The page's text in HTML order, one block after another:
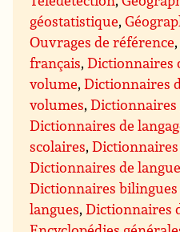
géostatistique,
Ouvrages de référence
français,Dictionnaires
volume,Dictionnaires
volumes,Dictionnaires
Dictionnaires de
scolaires,Dictionnaires
Dictionnaires de
Dictionnaires
langues,Dictionnaires